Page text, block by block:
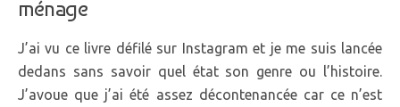
ménage
J’ai vu ce livre défilé sur Instagram et je me suis lancée
dedans sans savoir quel état son genre ou l’histoire.
J’avoue que j’ai été assez décontenancée car ce n’est